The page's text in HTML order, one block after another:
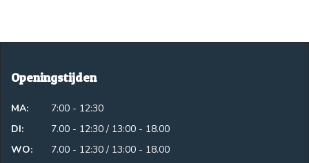
Openingstijden
MA:
7:00 - 12:30
DI:
7.00 - 12:30 / 13:00 - 18.00
WO:
7.00 - 12:30 / 13:00 - 18.00